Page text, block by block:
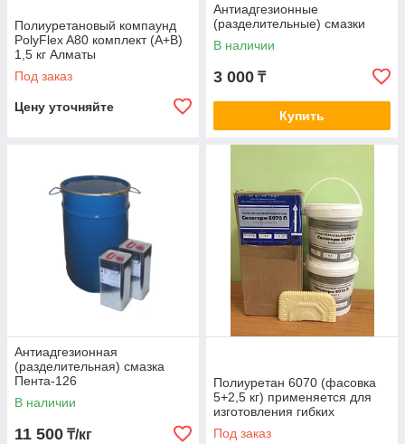
Полиуретановый компаунд
PolyFlex A80 комплект (А+В)
1,5 кг Алматы
Под заказ
Цену уточняйте
Антиадгезионные
(разделительные) смазки
В наличии
3 000 ₸
Купить
Антиадгезионная
(разделительная) смазка
Пента-126
В наличии
11 500 ₸/кг
Полиуретан 6070 (фасовка
5+2,5 кг) применяется для
изготовления гибких
литьевых форм Алматы
Под заказ